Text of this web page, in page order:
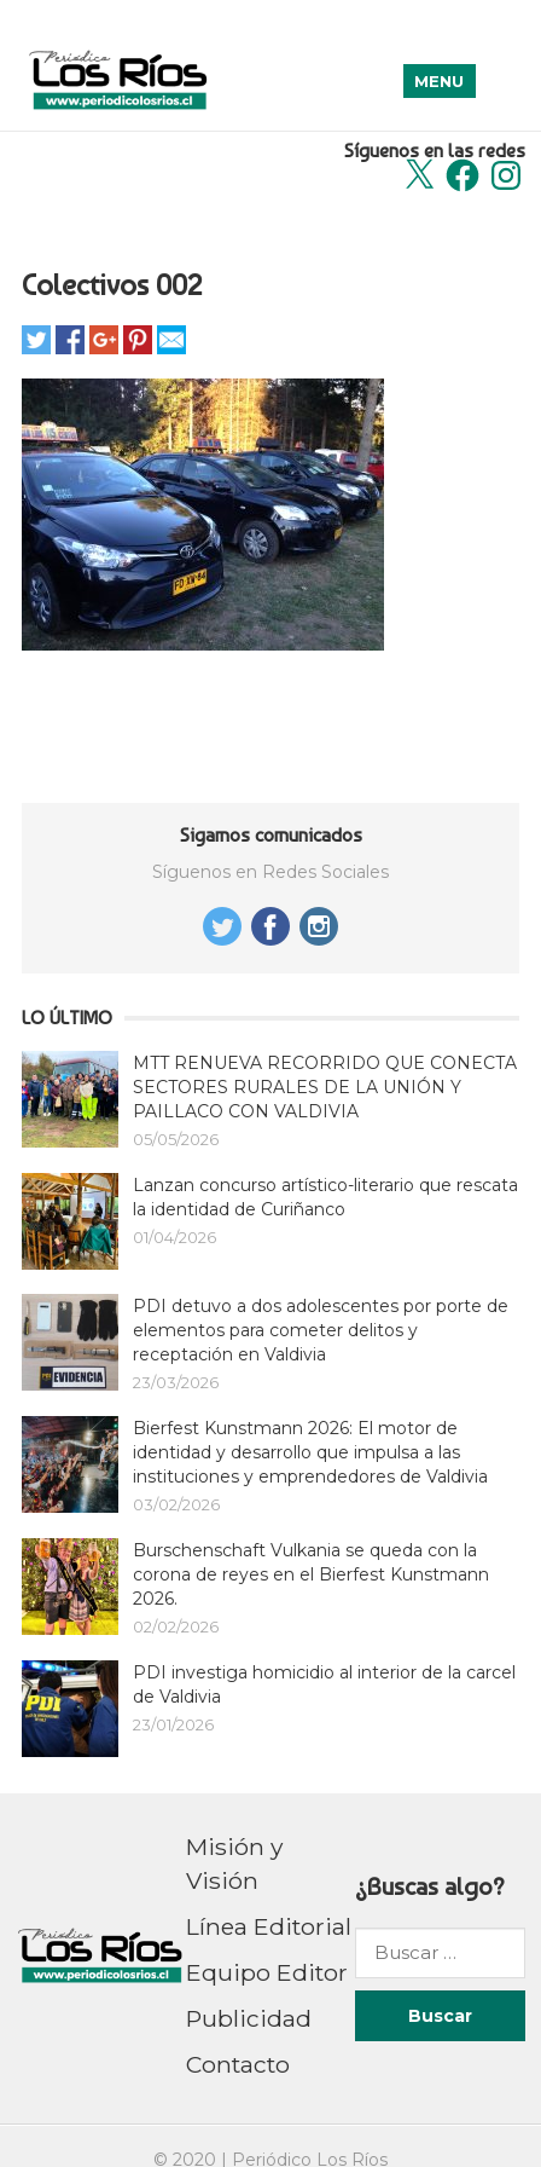
Síguenos en las redes
X Facebook
MENU
Colectivos 002
Sigamos comunicados
Síguenos en Redes Sociales
LO ÚLTIMO
MTT RENUEVA RECORRIDO QUE CONECTA
SECTORES RURALES DE LA UNIÓN Y
PAILLACO CON VALDIVIA
05/05/2026
Lanzan concurso artístico-literario que rescata
la identidad de Curiñanco
01/04/2026
PDI detuvo a dos adolescentes por porte de
elementos para cometer delitos y
receptación en Valdivia
23/03/2026
Bierfest Kunstmann 2026: El motor de
identidad y desarrollo que impulsa a las
instituciones y emprendedores de Valdivia
03/02/2026
Burschenschaft Vulkania se queda con la
corona de reyes en el Bierfest Kunstmann
2026.
02/02/2026
PDI investiga homicidio al interior de la carcel
de Valdivia
23/01/2026
Misión y
Visión
Línea Editorial
Equipo Editor
Publicidad
Contacto
¿Buscas algo?
Buscar
por:
© 2020 | Periódico Los Ríos